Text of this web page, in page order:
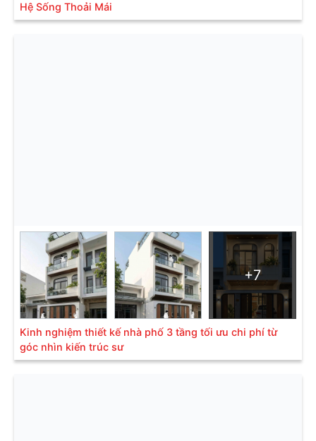
Hệ Sống Thoải Mái
+7
Kinh nghiệm thiết kế nhà phố 3 tầng tối ưu chi phí từ
góc nhìn kiến trúc sư